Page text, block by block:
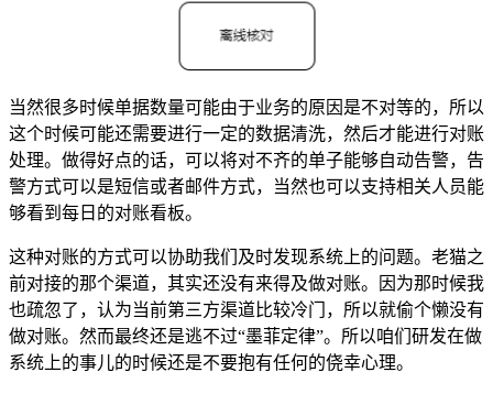
当然很多时候单据数量可能由于业务的原因是不对等的，所以
这个时候可能还需要进行一定的数据清洗，然后才能进行对账
处理。做得好点的话，可以将对不齐的单子能够自动告警，告
警方式可以是短信或者邮件方式，当然也可以支持相关人员能
够看到每日的对账看板。
这种对账的方式可以协助我们及时发现系统上的问题。老猫之
前对接的那个渠道，其实还没有来得及做对账。因为那时候我
也疏忽了，认为当前第三方渠道比较冷门，所以就偷个懒没有
做对账。然而最终还是逃不过“墨菲定律”。所以咱们研发在做
系统上的事儿的时候还是不要抱有任何的侥幸心理。